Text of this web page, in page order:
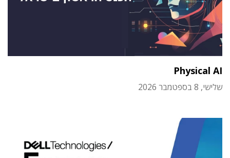
Physical AI
שלישי, 8 בספטמבר 2026